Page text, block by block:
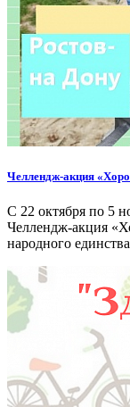
Челлендж-акция
С 22 октября по 5
Челлендж-акция
народного